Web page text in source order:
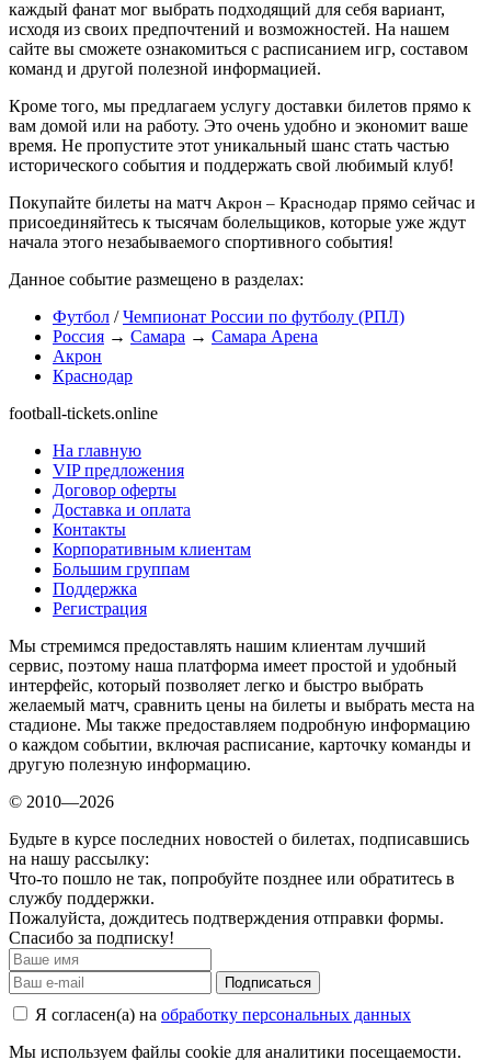
каждый фанат мог выбрать подходящий для себя вариант,
исходя из своих предпочтений и возможностей. На нашем
сайте вы сможете ознакомиться с расписанием игр, составом
команд и другой полезной информацией.
Кроме того, мы предлагаем услугу доставки билетов прямо к
вам домой или на работу. Это очень удобно и экономит ваше
время. Не пропустите этот уникальный шанс стать частью
исторического события и поддержать свой любимый клуб!
Покупайте билеты на матч Акрон – Краснодар прямо сейчас и
присоединяйтесь к тысячам болельщиков, которые уже ждут
начала этого незабываемого спортивного события!
Данное событие размещено в разделах:
Футбол /Чемпионат России по футболу (РПЛ)
Россия → Самара → Самара Арена
Акрон
Краснодар
football-tickets.online
На главную
VIP предложения
Договор оферты
Доставка и оплата
Контакты
Корпоративным клиентам
Большим группам
Поддержка
Регистрация
Мы стремимся предоставлять нашим клиентам лучший
сервис, поэтому наша платформа имеет простой и удобный
интерфейс, который позволяет легко и быстро выбрать
желаемый матч, сравнить цены на билеты и выбрать места на
стадионе. Мы также предоставляем подробную информацию
о каждом событии, включая расписание, карточку команды и
другую полезную информацию.
© 2010—2026
Будьте в курсе последних новостей о билетах, подписавшись
на нашу рассылку:
Что-то пошло не так, попробуйте позднее или обратитесь в
службу поддержки.
Пожалуйста, дождитесь подтверждения отправки формы.
Спасибо за подписку!
Подписаться
Я согласен(а) на обработку персональных данных
Мы используем файлы cookie для аналитики посещаемости.